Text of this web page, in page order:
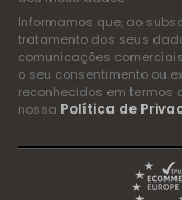
Informamos que, ao
tratamento dos seus
comunicações
o seu consentimento ou
reconhecidos em termos
nossa Política de